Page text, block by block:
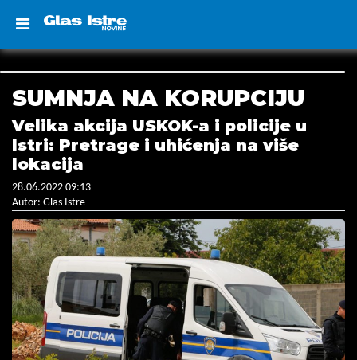
SUMNJA NA KORUPCIJU
Velika akcija USKOK-a i policije u
Istri: Pretrage i uhićenja na više
lokacija
28.06.2022 09:13
Autor: Glas Istre